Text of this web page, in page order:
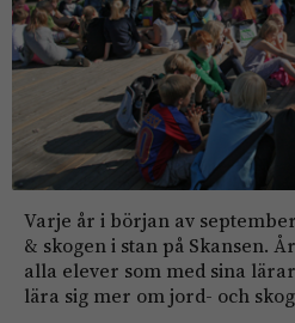
Varje år i början av
& skogen i stan på Skansen.
alla elever som med sina
lära sig mer om jord- och